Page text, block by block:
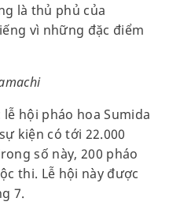
là thủ phủ của
vì những đặc điểm
hội pháo hoa Sumida
kiện có tới 22.000
số này, 200 pháo
thi. Lễ hội này được
7.